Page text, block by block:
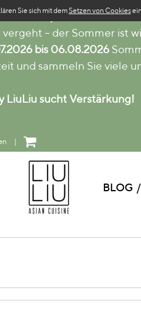
Sommerpause
– der Sommer ist
bis 06.08.2026
und sammeln Sie viele
LiuLiu sucht Verstärkung!
|
BLOG
Sie sich mit demSetzen von Cookies